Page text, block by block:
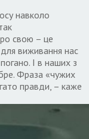
навколо
свою – це
виживання нас
. І в наших з
. Фраза «чужих
правди – каже